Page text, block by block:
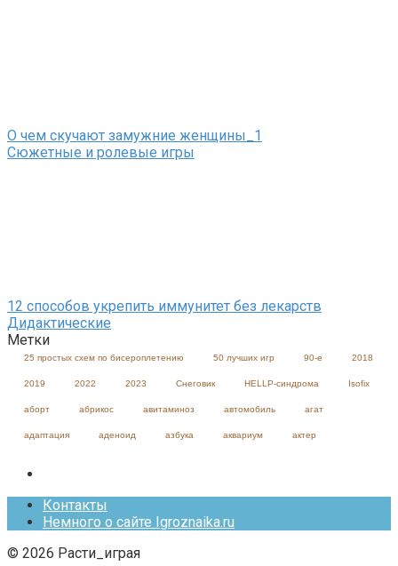
О чем скучают замужние женщины_1
Сюжетные и ролевые игры
12 способов укрепить иммунитет без лекарств
Дидактические
Метки
25 простых схем по бисероплетению 50 лучших игр 90-е 2018
2019 2022 2023 Cнеговик HELLP-синдрома Isofix
аборт абрикос авитаминоз автомобиль агат
адаптация аденоид азбука аквариум актер
Контакты
Немного о сайте Igroznaika.ru
© 2026 Расти_играя